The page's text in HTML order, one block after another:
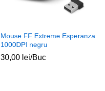
Mouse FF Extreme Esperanza
1000DPI negru
30,00 lei/Buc